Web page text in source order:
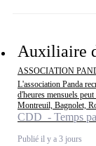
Auxiliaire
ASSOCIATION
L'association Panda
d'heures mensuels
Montreuil, Bagnolet,
CDD - Temps
Publié il y a 3 jours